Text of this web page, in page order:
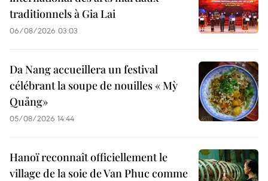
traditionnels à Gia Lai
06/08/2026 03:03
Da Nang accueillera un festival
célébrant la soupe de nouilles « Mỳ
Quảng»
05/08/2026 14:44
Hanoï reconnaît officiellement le
village de la soie de Van Phuc comme